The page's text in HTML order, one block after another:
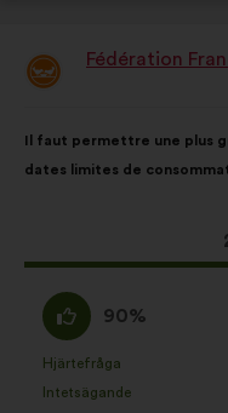
Förslag
Fédération
i
förslaget:
Il faut permettre une plus
dates limites de
på:
Jag
håller
med
:
90%
Hjärtefråga
:gånger
Intetsägande
:gånger